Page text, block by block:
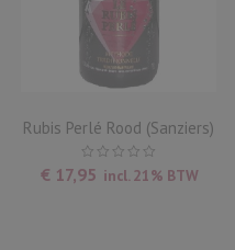
Rubis Perlé Rood (Sanziers)
€ 17,95 incl. 21% BTW